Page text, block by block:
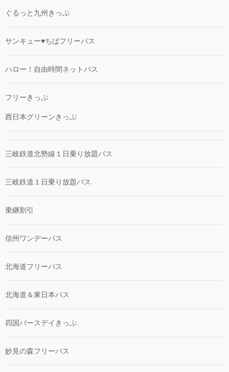
ぐるっと九州きっぷ
サンキュー♥ちばフリーパス
ハロー！自由時間ネットパス
フリーきっぷ
西日本グリーンきっぷ
三岐鉄道北勢線１日乗り放題パス
三岐鉄道１日乗り放題パス
乗継割引
信州ワンデーパス
北海道フリーパス
北海道＆東日本パス
四国バースデイきっぷ
妙見の森フリーパス